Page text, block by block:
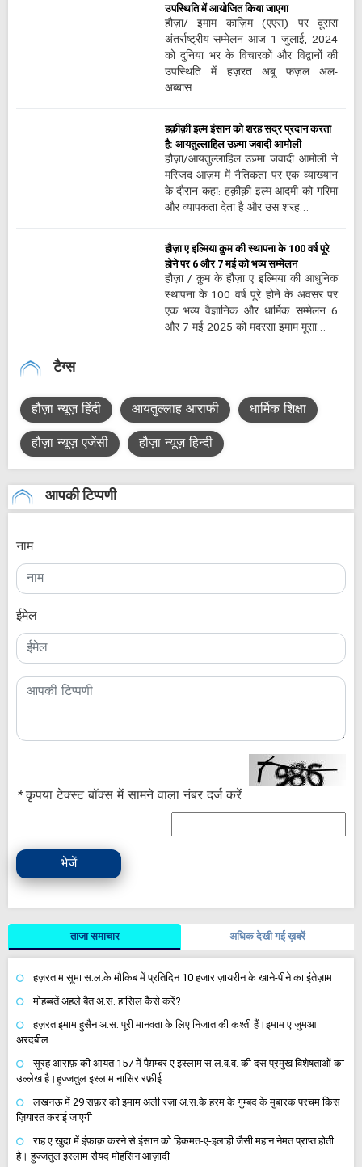
उपस्थिति में आयोजित किया जाएगा
हौज़ा/ इमाम काज़िम (एएस) पर दूसरा
अंतर्राष्ट्रीय सम्मेलन आज 1 जुलाई, 2024
को दुनिया भर के विचारकों और विद्वानों की
उपस्थिति में हज़रत अबू फज़ल अल-
अब्बास…
हक़ीक़ी इल्म इंसान को शरह सद्र प्रदान करता
है: आयतुल्लाहिल उज़्मा जवादी आमोली
हौज़ा/आयतुल्लाहिल उज़्मा जवादी आमोली ने
मस्जिद आज़म में नैतिकता पर एक व्याख्यान
के दौरान कहा: हक़ीक़ी इल्म आदमी को गरिमा
और व्यापकता देता है और उस शरह…
हौज़ा ए इल्मिया क़ुम की स्थापना के 100 वर्ष पूरे
होने पर 6 और 7 मई को भव्य सम्मेलन
हौज़ा / क़ुम के हौज़ा ए इल्मिया की आधुनिक
स्थापना के 100 वर्ष पूरे होने के अवसर पर
एक भव्य वैज्ञानिक और धार्मिक सम्मेलन 6
और 7 मई 2025 को मदरसा इमाम मूसा…
टैग्स
हौज़ा न्यूज़ हिंदी आयतुल्लाह आराफी
धार्मिक शिक्षा
हौज़ा न्यूज़ एजेंसी
हौज़ा न्यूज़ हिन्दी
आपकी टिप्पणी
नाम
ईमेल
*कृपया टेक्स्ट बॉक्स में सामने वाला नंबर दर्ज करें
भेजें
ताजा समाचार अधिक देखी गई ख़बरें
हज़रत मासूमा स.ल.के मौकिब में प्रतिदिन 10 हजार ज़ायरीन के खाने-पीने का इंतेज़ाम
मोहब्बतें अहले बैत अ.स. हासिल कैसे करें?
हज़रत इमाम हुसैन अ.स. पूरी मानवता के लिए निजात की कश्ती हैं।इमाम ए जुमआ
अरदबील
सूरह आराफ़ की आयत 157 में पैग़म्बर ए इस्लाम स.ल.व.व. की दस प्रमुख विशेषताओं का
उल्लेख है।हुज्जतुल इस्लाम नासिर रफ़ीई
लखनऊ में 29 सफ़र को इमाम अली रज़ा अ.स.के हरम के गुम्बद के मुबारक परचम किस
ज़ियारत कराई जाएगी
राह ए खुदा में इंफ़ाक़ करने से इंसान को हिकमत-ए-इलाही जैसी महान नेमत प्राप्त होती
है। हुज्जतुल इस्लाम सैयद मोहसिन आज़ादी